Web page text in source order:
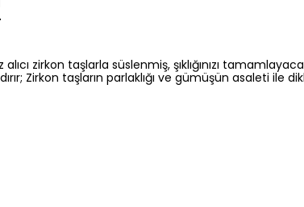
zirkon taşlarla süslenmiş, şıklığınızı
Zirkon taşların parlaklığı ve gümüşün asaleti ile